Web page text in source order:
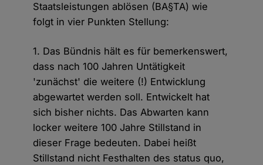
Staatsleistungen ablösen (BA§TA) wie
folgt in vier Punkten Stellung:
1. Das Bündnis hält es für bemerkenswert,
dass nach 100 Jahren Untätigkeit
'zunächst' die weitere (!) Entwicklung
abgewartet werden soll. Entwickelt hat
sich bisher nichts. Das Abwarten kann
locker weitere 100 Jahre Stillstand in
dieser Frage bedeuten. Dabei heißt
Stillstand nicht Festhalten des status quo,